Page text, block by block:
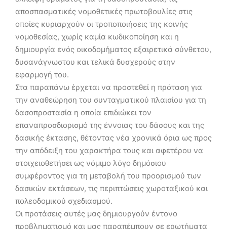
αποσπασματικές νομοθετικές πρωτοβουλίες στις
οποίες κυριαρχούν οι τροποποιήσεις της κοινής
νομοθεσίας, χωρίς καμία κωδικοποίηση και η
δημιουργία ενός οικοδομήματος εξαιρετικά σύνθετου,
δυσανάγνωστου και τελικά δυσχερούς στην
εφαρμογή του.
Στα παραπάνω έρχεται να προστεθεί η πρόταση για
την αναθεώρηση του συνταγματικού πλαισίου για τη
δασοπροστασία η οποία επιδιώκει τον
επαναπροσδιορισμό της έννοιας του δάσους και της
δασικής έκτασης, θέτοντας νέα χρονικά όρια ως προς
την απόδειξη του χαρακτήρα τους και αφετέρου να
στοιχειοθετήσει ως νόμιμο λόγο δημόσιου
συμφέροντος για τη μεταβολή του προορισμού των
δασικών εκτάσεων, τις περιπτώσεις χωροταξικού και
πολεοδομικού σχεδιασμού.
Οι προτάσεις αυτές μας δημιουργούν έντονο
προβληματισμό και μας παραπέμπουν σε ερωτήματα